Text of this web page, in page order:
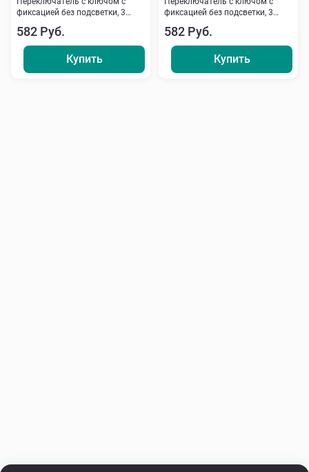
фиксацией без подсветки, 3
582 Руб.
Купить
фиксацией без подсветки, 3
582 Руб.
Купить